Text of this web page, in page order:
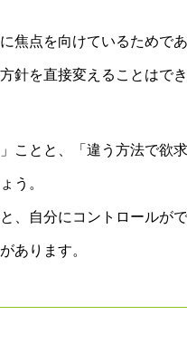
焦点を向けているためで
針を直接変えることはでき
ことと、 「違う方法で欲
う。
自分にコントロールが
あります。